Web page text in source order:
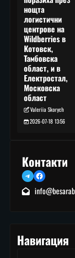
нощта
логистични
центрове на
Wildberries в
Котовск,
Тамбовска
област, и в
Електростал,
Московска
област
Valeriia Skorych
2026-07-18 13:56
Контакти
TelegramFacebook
Навигация